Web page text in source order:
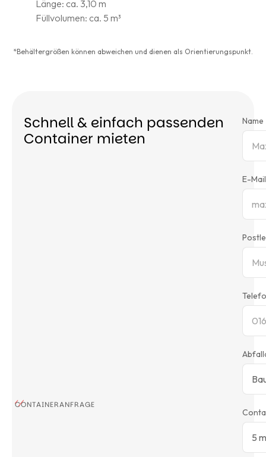
Länge: ca. 3,10 m
Füllvolumen: ca. 5 m³
*Behältergrößen können abweichen und dienen als Orientierungspunkt.
CONTAINERANFRAGE
Schnell & einfach passenden
Container mieten
Name
E-Mail